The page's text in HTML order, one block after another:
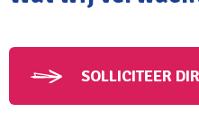
leeromgeving
Je hebt affiniteit met
SOLLICITEER